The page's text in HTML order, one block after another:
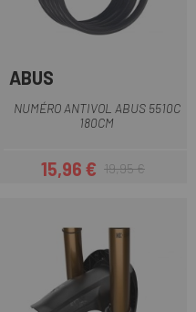
ABUS
NUMÉRO ANTIVOL ABUS 5510C
180CM
Prix
15,96 €Prix habituel
19,95 €